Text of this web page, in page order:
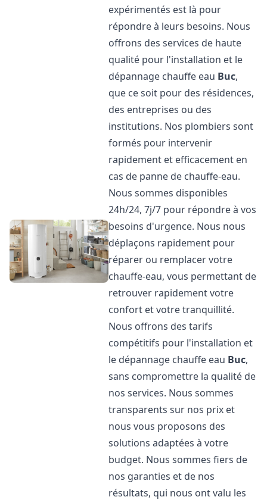
expérimentés est là pour
répondre à leurs besoins. Nous
offrons des services de haute
qualité pour l'installation et le
dépannage chauffe eau Buc,
que ce soit pour des résidences,
des entreprises ou des
institutions. Nos plombiers sont
formés pour intervenir
rapidement et efficacement en
cas de panne de chauffe-eau.
Nous sommes disponibles
24h/24, 7j/7 pour répondre à vos
besoins d'urgence. Nous nous
déplaçons rapidement pour
réparer ou remplacer votre
chauffe-eau, vous permettant de
retrouver rapidement votre
confort et votre tranquillité.
Nous offrons des tarifs
compétitifs pour l'installation et
le dépannage chauffe eau Buc,
sans compromettre la qualité de
nos services. Nous sommes
transparents sur nos prix et
nous vous proposons des
solutions adaptées à votre
budget. Nous sommes fiers de
nos garanties et de nos
résultats, qui nous ont valu les